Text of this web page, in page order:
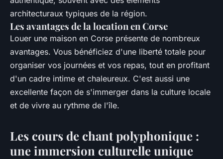
architecturaux typiques de la région.
Les avantages de la location en Corse
Louer une maison en Corse présente de nombreux
avantages. Vous bénéficiez d'une liberté totale pour
organiser vos journées et vos repas, tout en profitant
d'un cadre intime et chaleureux. C'est aussi une
excellente façon de s'immerger dans la culture locale
et de vivre au rythme de l'île.
Les cours de chant polyphonique :
une immersion culturelle unique